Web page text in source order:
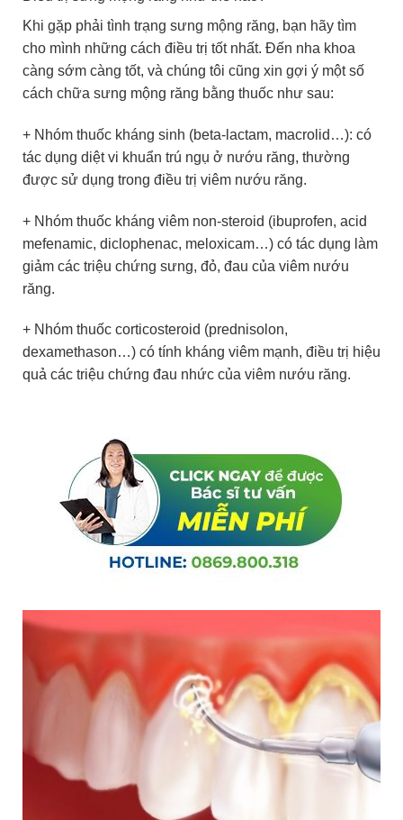
Khi gặp phải tình trạng sưng mộng răng, bạn hãy tìm
cho mình những cách điều trị tốt nhất. Đến nha khoa
càng sớm càng tốt, và chúng tôi cũng xin gợi ý một số
cách chữa sưng mộng răng bằng thuốc như sau:
+ Nhóm thuốc kháng sinh (beta-lactam, macrolid…): có
tác dụng diệt vi khuẩn trú ngụ ở nướu răng, thường
được sử dụng trong điều trị viêm nướu răng.
+ Nhóm thuốc kháng viêm non-steroid (ibuprofen, acid
mefenamic, diclophenac, meloxicam…) có tác dụng làm
giảm các triệu chứng sưng, đỏ, đau của viêm nướu
răng.
+ Nhóm thuốc corticosteroid (prednisolon,
dexamethason…) có tính kháng viêm mạnh, điều trị hiệu
quả các triệu chứng đau nhức của viêm nướu răng.